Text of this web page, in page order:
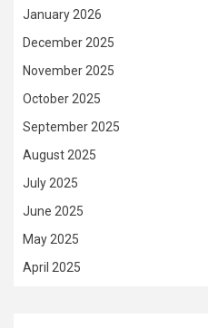
January 2026
December 2025
November 2025
October 2025
September 2025
August 2025
July 2025
June 2025
May 2025
April 2025